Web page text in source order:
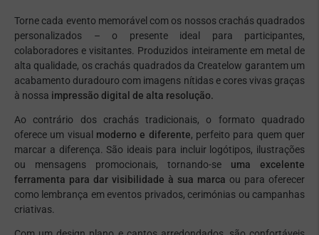
Torne cada evento memorável com os nossos crachás quadrados
personalizados – o presente ideal para participantes,
colaboradores e visitantes. Produzidos inteiramente em metal de
alta qualidade, os crachás quadrados da Createlow garantem um
acabamento duradouro com imagens nítidas e cores vivas graças
à nossa impressão digital de alta resolução.
Ao contrário dos crachás tradicionais, o formato quadrado
oferece um visual moderno e diferente, perfeito para quem quer
marcar a diferença. São ideais para incluir logótipos, ilustrações
ou mensagens promocionais, tornando-se uma excelente
ferramenta para dar visibilidade à sua marca ou para oferecer
como lembrança em eventos privados, cerimónias ou campanhas
criativas.